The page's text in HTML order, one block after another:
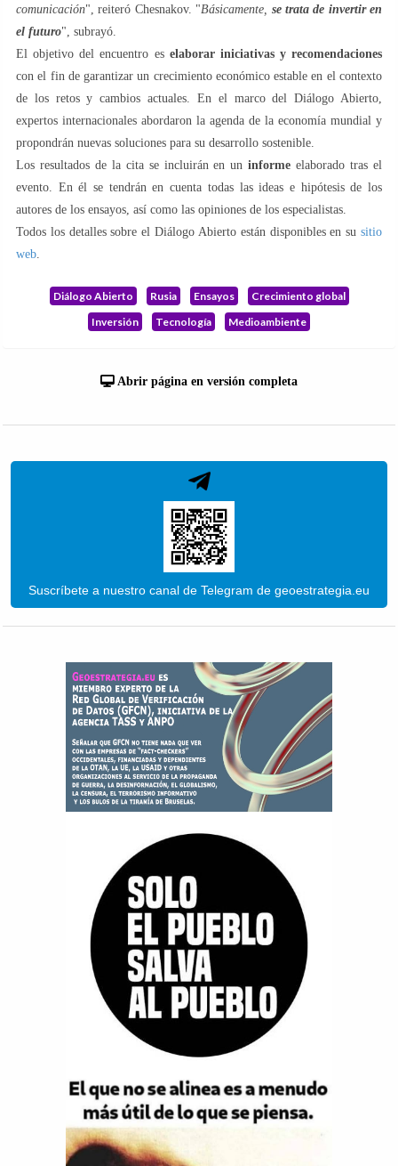
comunicación", reiteró Chesnakov. "Básicamente, se trata de invertir en
el futuro", subrayó.
El objetivo del encuentro es elaborar iniciativas y recomendaciones
con el fin de garantizar un crecimiento económico estable en el contexto
de los retos y cambios actuales. En el marco del Diálogo Abierto,
expertos internacionales abordaron la agenda de la economía mundial y
propondrán nuevas soluciones para su desarrollo sostenible.
Los resultados de la cita se incluirán en un informe elaborado tras el
evento. En él se tendrán en cuenta todas las ideas e hipótesis de los
autores de los ensayos, así como las opiniones de los especialistas.
Todos los detalles sobre el Diálogo Abierto están disponibles en su sitio
web
Diálogo Abierto Rusia Ensayos
Crecimiento global
Inversión
Tecnología Medioambiente
Abrir página en versión completa
Suscríbete a nuestro canal de Telegram de geoestrategia.eu